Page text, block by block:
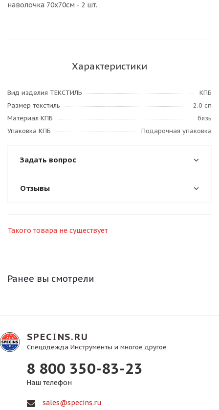
наволочка 70х70см - 2 шт.
Характеристики
Вид изделия ТЕКСТИЛЬ
КПБ
Размер текстиль
2.0 сп
Материал КПБ
бязь
Упаковка КПБ
Подарочная упаковка
Задать вопрос
Отзывы
Такого товара не существует
Ранее вы смотрели
SPECINS.RU
Спецодежда Инструменты и многое другое
8 800 350-83-23
Наш телефон
sales@specins.ru